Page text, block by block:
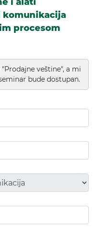
komunikacija
procesom
veštine", a mi
bude dostupan.